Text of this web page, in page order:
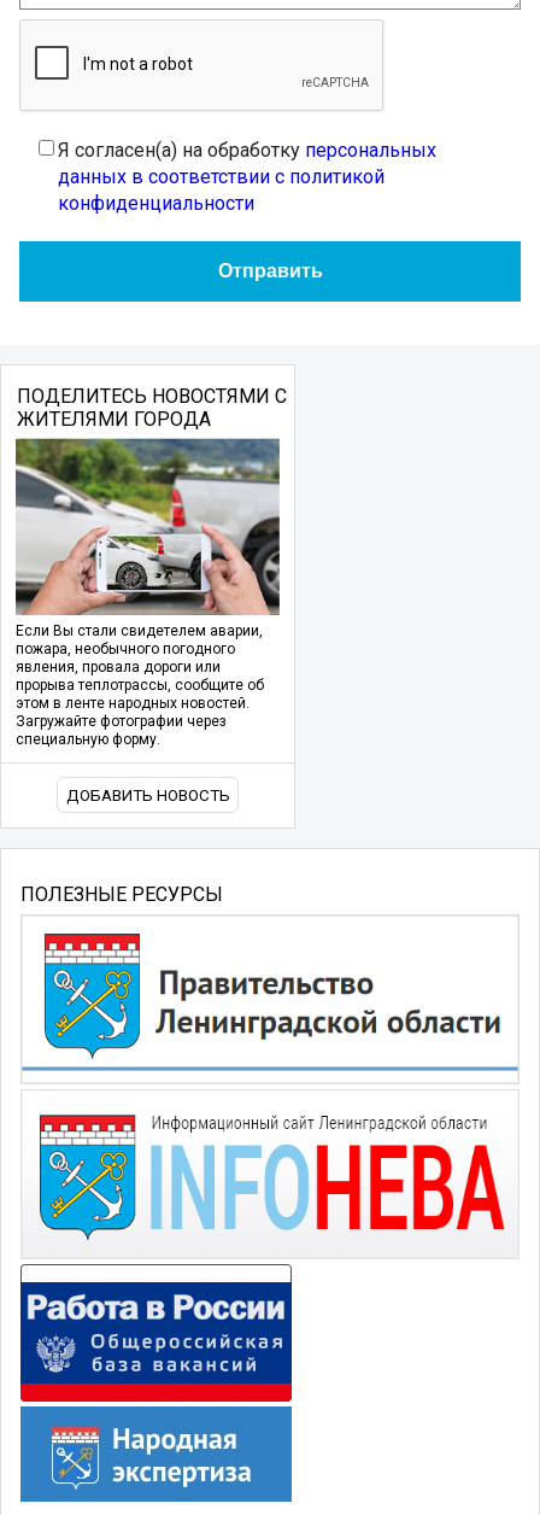
Я согласен(а) на обработку персональных
данных в соответствии с политикой
конфиденциальности
ПОДЕЛИТЕСЬ НОВОСТЯМИ С
ЖИТЕЛЯМИ ГОРОДА
Если Вы стали свидетелем аварии,
пожара, необычного погодного
явления, провала дороги или
прорыва теплотрассы, сообщите об
этом в ленте народных новостей.
Загружайте фотографии через
специальную форму.
ДОБАВИТЬ НОВОСТЬ
ПОЛЕЗНЫЕ РЕСУРСЫ